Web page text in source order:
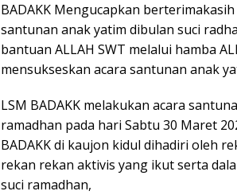
BADAKK Mengucapkan
santunan anak yatim dibulan suci
bantuan ALLAH SWT melalui hamba
mensukseskan acara santunan anak
LSM BADAKK melakukan acara
ramadhan pada hari Sabtu 30 Maret
BADAKK di kaujon kidul dihadiri oleh
rekan rekan aktivis yang ikut serta
suci ramadhan,